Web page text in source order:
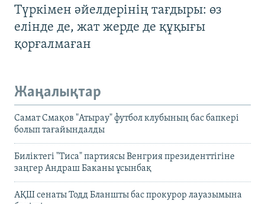
Түркімен әйелдерінің тағдыры: өз
елінде де, жат жерде де құқығы
қорғалмаған
Жаңалықтар
Самат Смақов "Атырау" футбол клубының бас бапкері
болып тағайындалды
Биліктегі "Тиса" партиясы Венгрия президенттігіне
заңгер Андраш Баканы ұсынбақ
АҚШ сенаты Тодд Бланшты бас прокурор лауазымына